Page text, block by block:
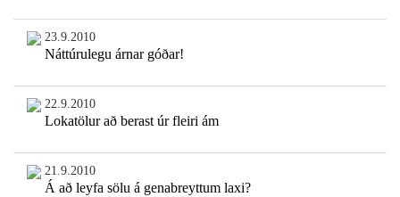
23.9.2010
Náttúrulegu árnar góðar!
22.9.2010
Lokatölur að berast úr fleiri ám
21.9.2010
Á að leyfa sölu á genabreyttum laxi?